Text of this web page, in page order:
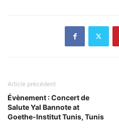
Article précédent
Évènement : Concert de
Salute Yal Bannote at
Goethe-Institut Tunis, Tunis